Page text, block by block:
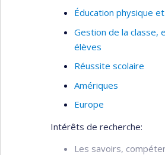
promouvant la
ordinaire des jeunes
Gilles de la Tourette
Éducation physique
Gestion de la classe,
élèves
Réussite scolaire
Amériques
Europe
Intérêts de recherche:
Les savoirs,